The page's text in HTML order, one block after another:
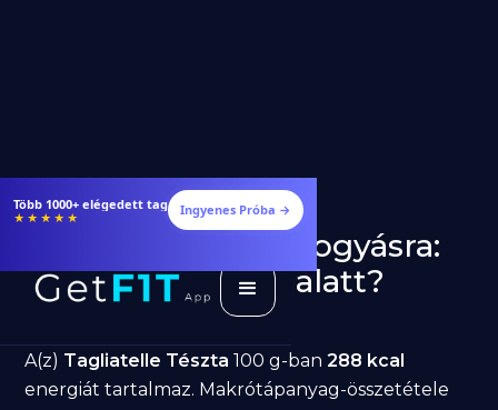
Étrendek, receptek és edzéstervek
★★★★★ Ingyenes Próba →
Tagliatelle Tészta fogyásra:
jó választás diéta alatt?
A(z) Tagliatelle Tészta 100 g-ban288 kcal
energiát tartalmaz. Makrótápanyag-összetétele